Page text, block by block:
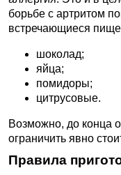
борьбе с артритом
встречающиеся
шоколад;
яйца;
помидоры;
цитрусовые.
Возможно, до конца
ограничить явно
Правила